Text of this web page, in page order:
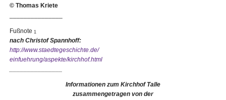
© Thomas Kriete
Fußnote 1
nach Christof Spannhoff:
http://www.staedtegeschichte.de/
einfuehrung/aspekte/kirchhof.html
Informationen zum Kirchhof Talle
zusammengetragen von der